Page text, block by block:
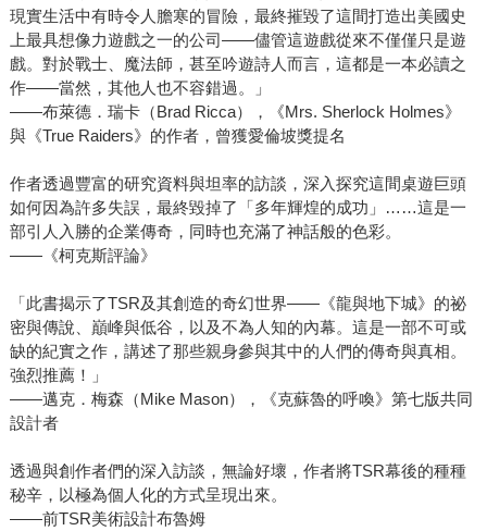
現實生活中有時令人膽寒的冒險，最終摧毀了這間打造出美國史
上最具想像力遊戲之一的公司——儘管這遊戲從來不僅僅只是遊
戲。對於戰士、魔法師，甚至吟遊詩人而言，這都是一本必讀之
作——當然，其他人也不容錯過。」
——布萊德．瑞卡（Brad Ricca），《Mrs. Sherlock Holmes》
與《True Raiders》的作者，曾獲愛倫坡獎提名
作者透過豐富的研究資料與坦率的訪談，深入探究這間桌遊巨頭
如何因為許多失誤，最終毀掉了「多年輝煌的成功」……這是一
部引人入勝的企業傳奇，同時也充滿了神話般的色彩。
——《柯克斯評論》
「此書揭示了TSR及其創造的奇幻世界——《龍與地下城》的祕
密與傳說、巔峰與低谷，以及不為人知的內幕。這是一部不可或
缺的紀實之作，講述了那些親身參與其中的人們的傳奇與真相。
強烈推薦！」
——邁克．梅森（Mike Mason），《克蘇魯的呼喚》第七版共同
設計者
透過與創作者們的深入訪談，無論好壞，作者將TSR幕後的種種
秘辛，以極為個人化的方式呈現出來。
——前TSR美術設計布魯姆